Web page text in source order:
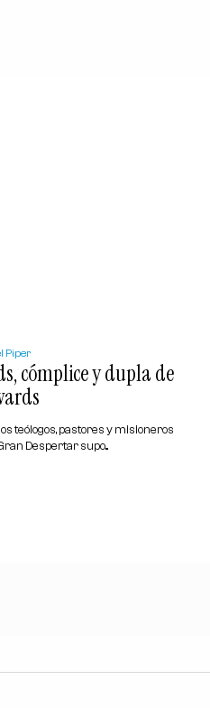
Piper
cómplice y dupla de
teólogos, pastores y misioneros
Despertar supo...